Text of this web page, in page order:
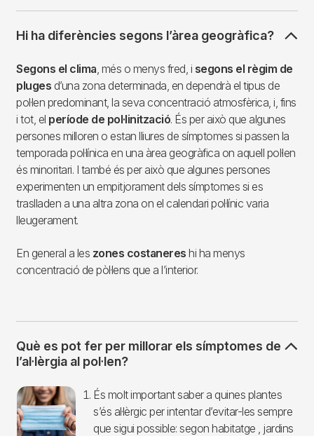
Hi ha diferències segons l’àrea geogràfica?
Segons el clima , més o menys fred, i segons el règim de
pluges d’una zona determinada, en dependrà el tipus de
pol·len predominant, la seva concentració atmosfèrica, i, fins
i tot, el període de pol·linització. És per això que algunes
persones milloren o estan lliures de símptomes si passen la
temporada pol·línica en una àrea geogràfica on aquell pol·len
és minoritari. I també és per això que algunes persones
experimenten un empitjorament dels símptomes si es
traslladen a una altra zona on el calendari pol·línic varia
lleugerament.
En general a les zones costaneres hi ha menys
concentració de pòl·lens que a l’interior.
Què es pot fer per millorar els símptomes de
l’al·lèrgia al pol·len?
Imagen
És molt important saber a quines plantes
s’és al·lèrgic per intentar d’evitar-les sempre
que sigui possible: segon habitatge , jardins